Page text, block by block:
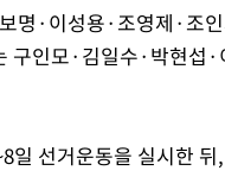
명·이성용·조영제·조
구인모·김일수·박현섭
일 선거운동을 실시한